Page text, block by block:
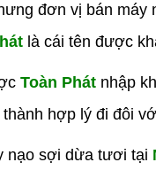
đơn vị bán
là cái tên được
Toàn Phát nhập
hợp lý đi đôi
nạo sợi dừa tươi tại